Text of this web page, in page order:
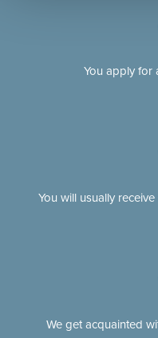
You apply for
You will usually
We get acquainted